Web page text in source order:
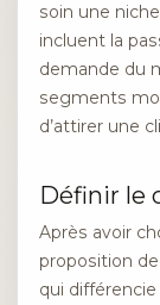
soin une
incluent la
demande du
segments
d’attirer une
Définir le
Après avoir
proposition
qui